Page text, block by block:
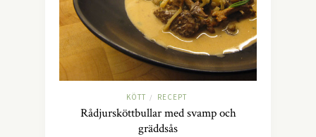
KÖTT / RECEPT
Rådjursköttbullar med svamp och
gräddsås